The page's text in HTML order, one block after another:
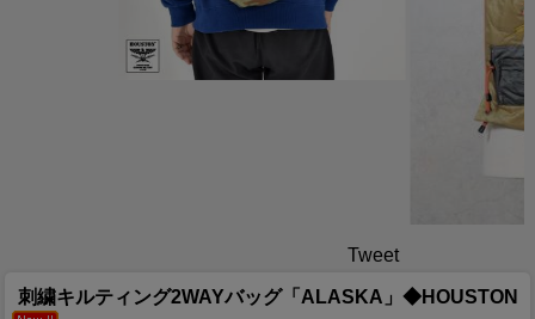
Tweet
刺繍キルティング2WAYバッグ「ALASKA」◆HOUSTON